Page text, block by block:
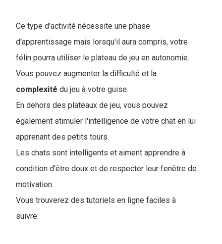
Ce type d'activité nécessite une phase
d'apprentissage mais lorsqu'il aura compris, votre
félin pourra utiliser le plateau de jeu en autonomie.
Vous pouvez augmenter la difficulté et la
complexité du jeu à votre guise.
En dehors des plateaux de jeu, vous pouvez
également stimuler l'intelligence de votre chat en lui
apprenant des petits tours.
Les chats sont intelligents et aiment apprendre à
condition d'être doux et de respecter leur fenêtre de
motivation.
Vous trouverez des tutoriels en ligne faciles à
suivre.